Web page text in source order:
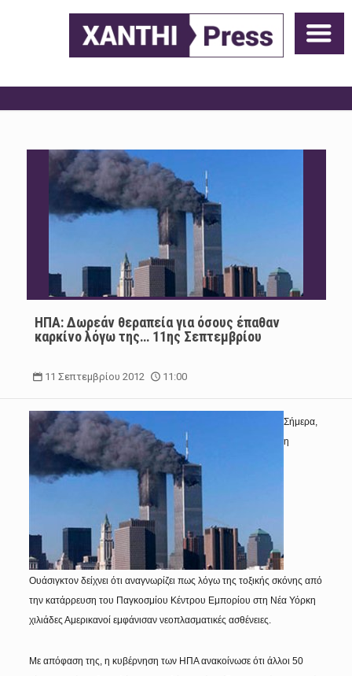
ΗΠΑ: Δωρεάν θεραπεία για όσους έπαθαν
καρκίνο λόγω της… 11ης Σεπτεμβρίου
11 Σεπτεμβρίου 2012 11:00
Σήμερα,
η
Ουάσιγκτον δείχνει ότι αναγνωρίζει πως λόγω της τοξικής σκόνης από
την κατάρρευση του Παγκοσμίου Κέντρου Εμπορίου στη Νέα Υόρκη
χιλιάδες Αμερικανοί εμφάνισαν νεοπλασματικές ασθένειες.
Με απόφαση της, η κυβέρνηση των ΗΠΑ ανακοίνωσε ότι άλλοι 50